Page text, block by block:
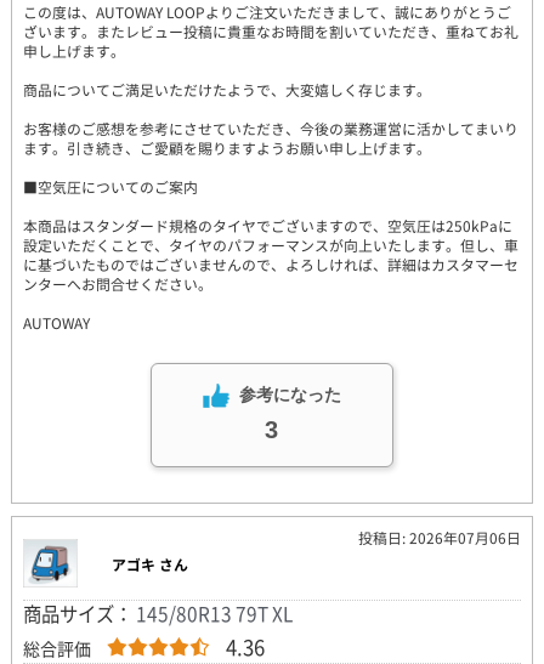
この度は、AUTOWAY LOOPよりご注文いただきまして、誠にありがとうご
ざいます。またレビュー投稿に貴重なお時間を割いていただき、重ねてお礼
申し上げます。
商品についてご満足いただけたようで、大変嬉しく存じます。
お客様のご感想を参考にさせていただき、今後の業務運営に活かしてまいり
ます。引き続き、ご愛顧を賜りますようお願い申し上げます。
■空気圧についてのご案内
本商品はスタンダード規格のタイヤでございますので、空気圧は250kPaに
設定いただくことで、タイヤのパフォーマンスが向上いたします。但し、車
に基づいたものではございませんので、よろしければ、詳細はカスタマーセ
ンターへお問合せください。
AUTOWAY
参考になった
3
投稿日: 2026年07月06日
アゴキ さん
商品サイズ： 145/80R13 79T XL
総合評価 4.36